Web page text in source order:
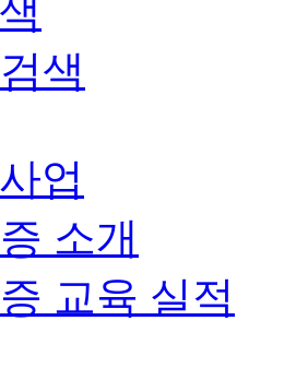
색
업
소개
교육 실적